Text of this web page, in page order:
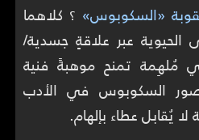
«السكوبوس» ؟ كلاهما
عبر علاقةٍ جسدية/
مُلهِمة تمنح موهبةً فنية
السكوبوس في الأدب
يُقابل عطاء بإلهام.